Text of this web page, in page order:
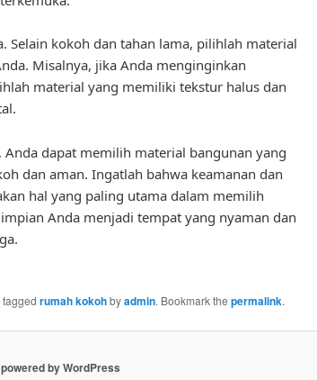
Selain kokoh dan tahan lama, pilihlah material
Misalnya, jika Anda menginginkan
material yang memiliki tekstur halus dan
dapat memilih material bangunan yang
dan aman. Ingatlah bahwa keamanan dan
hal yang paling utama dalam memilih
Anda menjadi tempat yang nyaman dan
rumah kokohbyadmin. Bookmark the permalink.
by WordPress